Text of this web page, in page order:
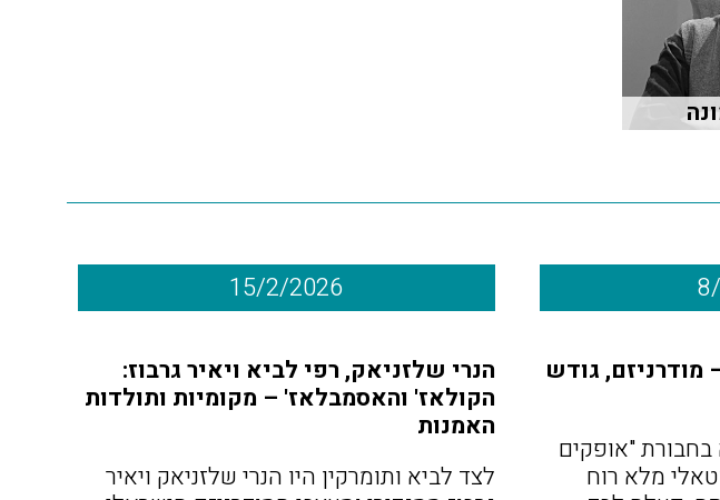
מודרניזם, גודש
"אופקים
מלא רוח
15/2/2026
הנרי שלזניאק, רפי לביא ויאיר גרבוז:
הקולאז' והאסמבלאז' – מקומיות ותולדות
האמנות
לצד לביא ותומרקין היו הנרי שלזניאק ויאיר